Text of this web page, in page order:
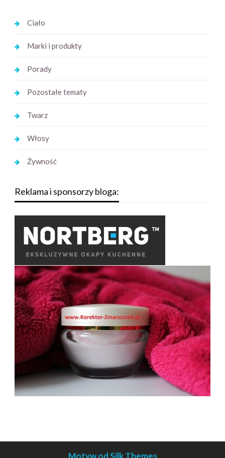
Ciało
Marki i produkty
Porady
Pozostałe tematy
Twarz
Włosy
Żywność
Reklama i sponsorzy bloga:
Motyw od Silk Themes